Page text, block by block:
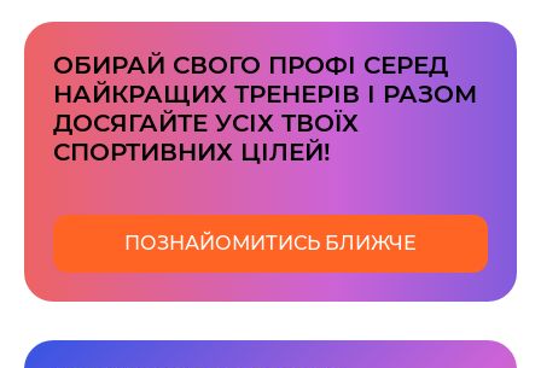
ОБИРАЙ СВОГО ПРОФІ СЕРЕД
НАЙКРАЩИХ ТРЕНЕРІВ І РАЗОМ
ДОСЯГАЙТЕ УСІХ ТВОЇХ
СПОРТИВНИХ ЦІЛЕЙ!
ПОЗНАЙОМИТИСЬ БЛИЖЧЕ
Наше право на життя, свободу та
творчість вибороли ті, хто свої життя —
віддав.
Ми пам’ятаємо.